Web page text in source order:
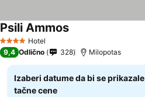
4 ZvezdiceHotel
Psili Ammos
9,4 Odlično 328 Milopotas
Izaberi datume da bi se prikazale
tačne cene